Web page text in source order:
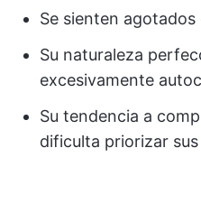
Se sienten agotados
Su naturaleza
excesivamente
Su tendencia a
dificulta priorizar